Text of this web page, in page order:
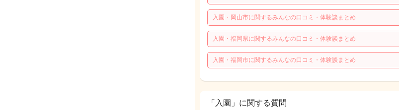
入園・岡山市に関するみんなの口コミ・体験談まとめ
入園・福岡県に関するみんなの口コミ・体験談まとめ
入園・福岡市に関するみんなの口コミ・体験談まとめ
「入園」に関する質問